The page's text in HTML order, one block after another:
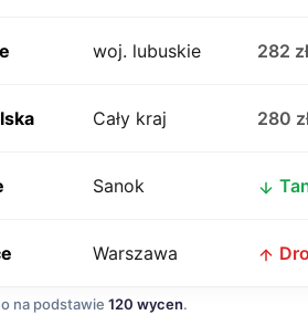
woj. lubuskie 282 zł
Cały kraj 280
Sanok
Warszawa
na podstawie 120 wycen.